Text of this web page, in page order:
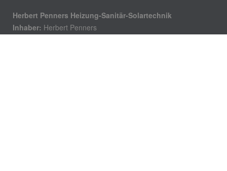
Herbert Penners Heizung-Sanitär-Solartechnik
Inhaber: Herbert Penners